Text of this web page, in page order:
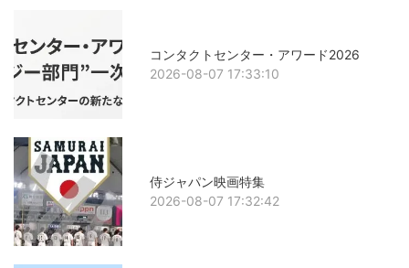
コンタクトセンター・アワード2026
2026-08-07 17:33:10
侍ジャパン映画特集
2026-08-07 17:32:42